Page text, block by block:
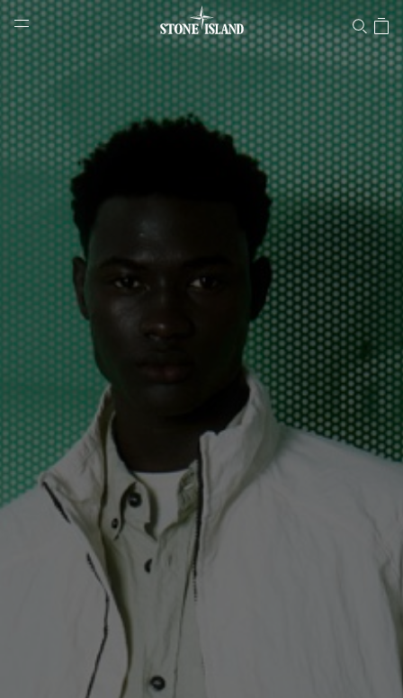
Stone Islandオンラインストア
NAVIGATION.ARIA.GOTOMAINCONTENT
LABEL.SHOPPINGCOUNTRY 日本